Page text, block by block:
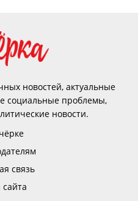
новостей, актуальные
социальные проблемы,
новости.
связь
сайта